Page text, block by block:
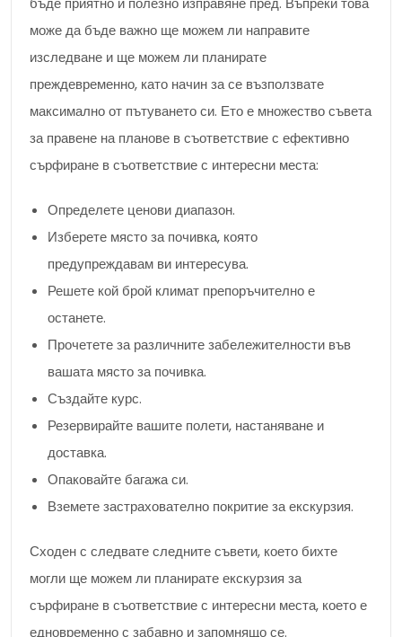
може да бъде важно ще можем ли направите
изследване и ще можем ли планирате
преждевременно, като начин за се възползвате
максимално от пътуването си. Ето е множество съвета
за правене на планове в съответствие с ефективно
сърфиране в съответствие с интересни места:
Определете ценови диапазон.
Изберете място за почивка, която
предупреждавам ви интересува.
Решете кой брой климат препоръчително е
останете.
Прочетете за различните забележителности във
вашата място за почивка.
Създайте курс.
Резервирайте вашите полети, настаняване и
доставка.
Опаковайте багажа си.
Вземете застрахователно покритие за екскурзия.
Сходен с следвате следните съвети, което бихте
могли ще можем ли планирате екскурзия за
сърфиране в съответствие с интересни места, което е
едновременно с забавно и запомнящо се.